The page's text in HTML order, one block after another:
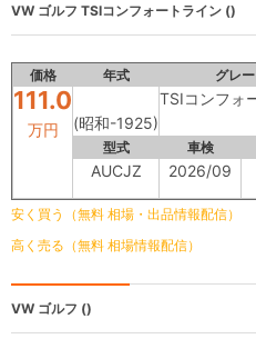
VW ゴルフ TSIコンフォートライン ()
価格 年式 グレ
111.0
万円 (昭和-1925)
TSIコンフォ
型式 車検
AUCJZ 2026/09
安く買う（無料 相場・出品情報配信）
高く売る（無料 相場情報配信）
VW ゴルフ ()